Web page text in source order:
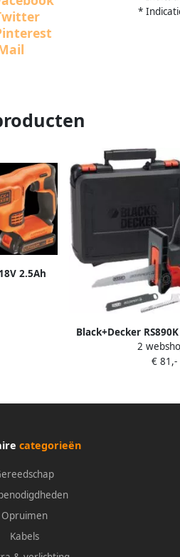
*
2.5Ah
ion
zaagblad
Black+Decker
Multizaag | In koffer
RS890K-
2
€ 81,-
categorieën
Opruimen
Kabels